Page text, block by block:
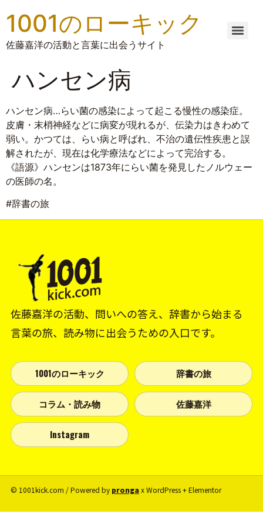
1001のローキック
佐藤嘉洋の活動と言葉に出会うサイト
ハンセン病
ハンセン病…らい菌の感染によって起こる慢性の感染症。
皮膚・末梢神経などに病変が現れるが、伝染力はきわめて
弱い。かつては、らい病と呼ばれ、不治の遺伝性疾患と誤
解されたが、現在は化学療法などによって完治する。
《語源》ハンセンは1873年にらい菌を発見したノルウェー
の医師の名。
#辞書の旅
佐藤嘉洋の活動、問いへの答え、辞書から始まる
言葉の旅、読み物に出会うための入口です。
1001のローキック 辞書の旅
コラム・読み物 佐藤嘉洋
Instagram
© 1001kick.com / Powered by prongax WordPress + Elementor